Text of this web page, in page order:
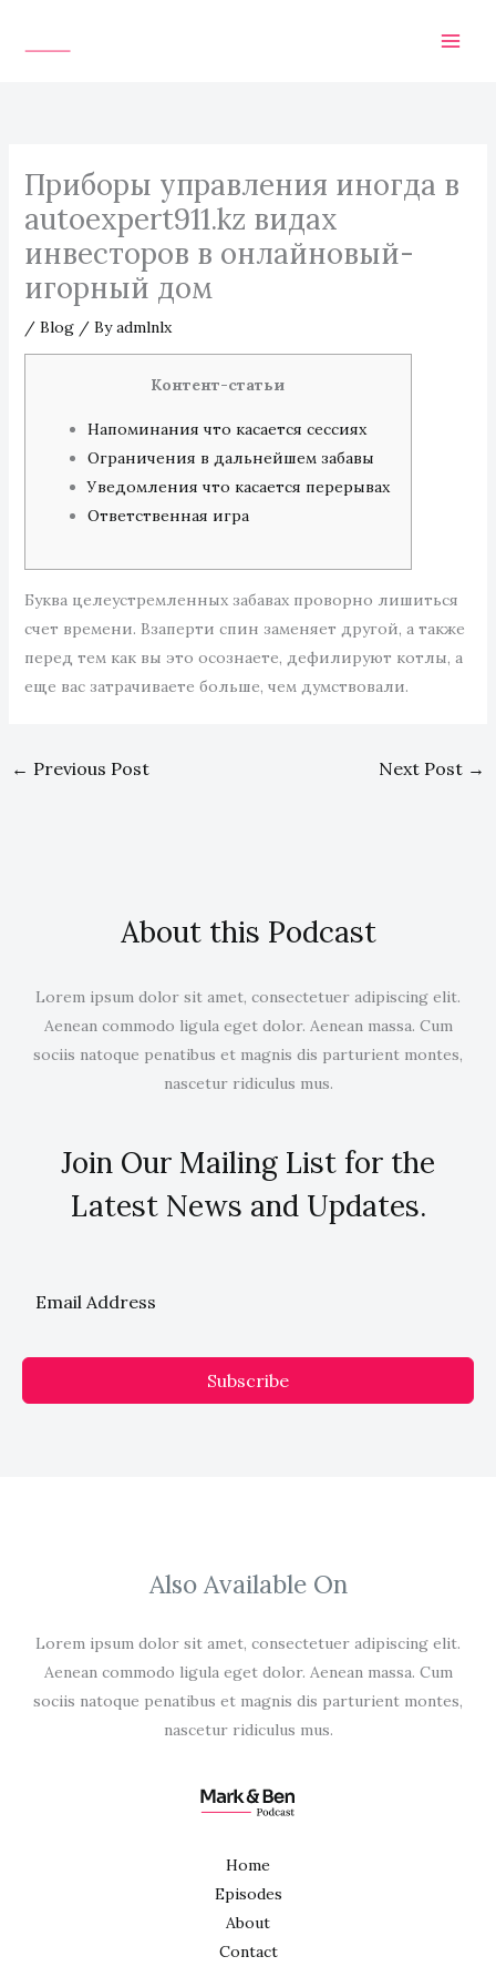
Приборы управления иногда в
autoexpert911.kz видах
инвесторов в онлайновый-
игорный дом
/ Blog/ Byadmlnlx
Контент-статьи
Напоминания что касается сессиях
Ограничения в дальнейшем забавы
Уведомления что касается перерывах
Ответственная игра
Буква целеустремленных забавах проворно лишиться
счет времени. Взаперти спин заменяет другой, а также
перед тем как вы это осознаете, дефилируют котлы, а
еще вас затрачиваете больше, чем думствовали.
← Previous Post Next Post →
About this Podcast
Lorem ipsum dolor sit amet, consectetuer adipiscing elit.
Aenean commodo ligula eget dolor. Aenean massa. Cum
sociis natoque penatibus et magnis dis parturient montes,
nascetur ridiculus mus.
Join Our Mailing List for the
Latest News and Updates.
Subscribe
Also Available On
Lorem ipsum dolor sit amet, consectetuer adipiscing elit.
Aenean commodo ligula eget dolor. Aenean massa. Cum
sociis natoque penatibus et magnis dis parturient montes,
nascetur ridiculus mus.
Home
Episodes
About
Contact